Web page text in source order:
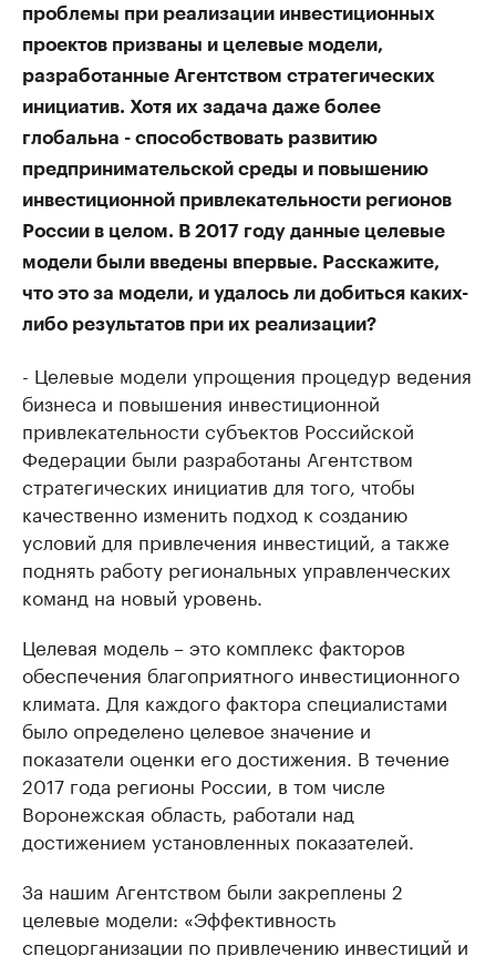
проблемы при реализации инвестиционных
проектов призваны и целевые модели,
разработанные Агентством стратегических
инициатив. Хотя их задача даже более
глобальна - способствовать развитию
предпринимательской среды и повышению
инвестиционной привлекательности регионов
России в целом. В 2017 году данные целевые
модели были введены впервые. Расскажите,
что это за модели, и удалось ли добиться каких-
либо результатов при их реализации?
- Целевые модели упрощения процедур ведения
бизнеса и повышения инвестиционной
привлекательности субъектов Российской
Федерации были разработаны Агентством
стратегических инициатив для того, чтобы
качественно изменить подход к созданию
условий для привлечения инвестиций, а также
поднять работу региональных управленческих
команд на новый уровень.
Целевая модель – это комплекс факторов
обеспечения благоприятного инвестиционного
климата. Для каждого фактора специалистами
было определено целевое значение и
показатели оценки его достижения. В течение
2017 года регионы России, в том числе
Воронежская область, работали над
достижением установленных показателей.
За нашим Агентством были закреплены 2
целевые модели: «Эффективность
спецорганизации по привлечению инвестиций и